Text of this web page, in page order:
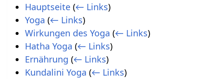
Hauptseite (← Links)
Yoga (← Links)
Wirkungen des Yoga (← Links)
Hatha Yoga (← Links)
Ernährung (← Links)
Kundalini Yoga (← Links)